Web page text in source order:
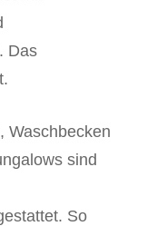
Das
Waschbecken
sind
So